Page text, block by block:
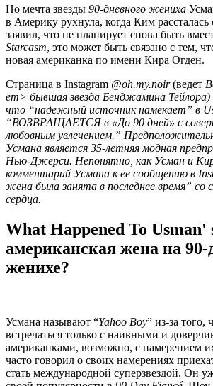
Но мечта звезды 90-дневного жениха
в Америку рухнула, когда Ким
заявил, что не планирует снова быть
Starcasm, это может быть связано с тем,
новая американка по имени Кира Огден.
Страница в Instagram @oh.my.noir(ведет
em> бывшая звезда Бенджамина Тейлора)
что “надежный источник намекает” в
“ВОЗВРАЩАЕТСЯ в «До 90 дней» с
любовным увлечением.”
Усмана является 35-летняя модная
Нью-Джерси. Непонятно, как Усман и
комментарий Усмана к ее сообщению в
жена была занята в последнее время” со
сердца.
What Happened To Usman'
американская жена на
женихе?
Усмана называют “Yahoo Boy” из-за того,
встречаться только с наивными и
американками, возможно, с намерением
часто говорил о своих намерениях
стать международной суперзвездой. Он